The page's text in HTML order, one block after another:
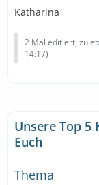
Katharina
2 Mal editiert,
14:17)
Unsere Top
Euch
Thema